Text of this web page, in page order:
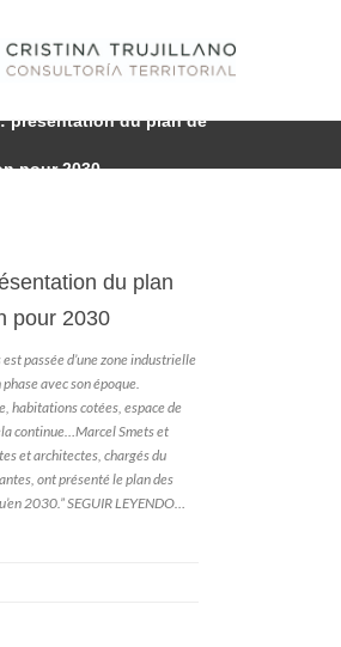
présentation du plan de
pour 2030
du plan
pour 2030
est passée d’une zone industrielle
avec son époque.
habitations cotées, espace de
continue…Marcel Smets et
et architectes, chargés du
ont présenté le plan des
2030.”SEGUIR LEYENDO…